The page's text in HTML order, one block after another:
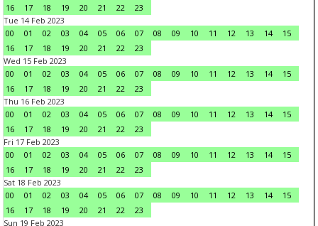
16
17 18 19 20 21 22
23
Tue 14 Feb 2023
00
01 02 03 04 05 06 07 08 09 10 11 12 13 14
15
16
17 18 19 20 21 22
23
Wed 15 Feb 2023
00
01 02 03 04 05 06 07 08 09 10 11 12 13 14
15
16
17 18 19 20 21 22
23
Thu 16 Feb 2023
00
01 02 03 04 05 06 07 08 09 10 11 12 13 14
15
16
17 18 19 20 21 22
23
Fri 17 Feb 2023
00
01 02 03 04 05 06 07 08 09 10 11 12 13 14
15
16
17 18 19 20 21 22
23
Sat 18 Feb 2023
00
01 02 03 04 05 06 07 08 09 10 11 12 13 14
15
16
17 18 19 20 21 22
23
Sun 19 Feb 2023